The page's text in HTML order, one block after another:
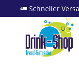
Schneller